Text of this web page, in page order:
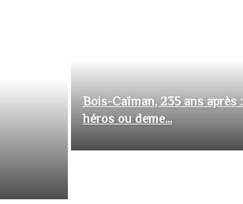
Bois-Caïman, 235 ans après
héros ou deme...